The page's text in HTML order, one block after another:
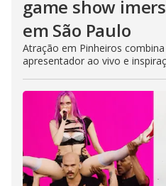
game show
em São Paulo
Atração em Pinheiros
apresentador ao vivo e